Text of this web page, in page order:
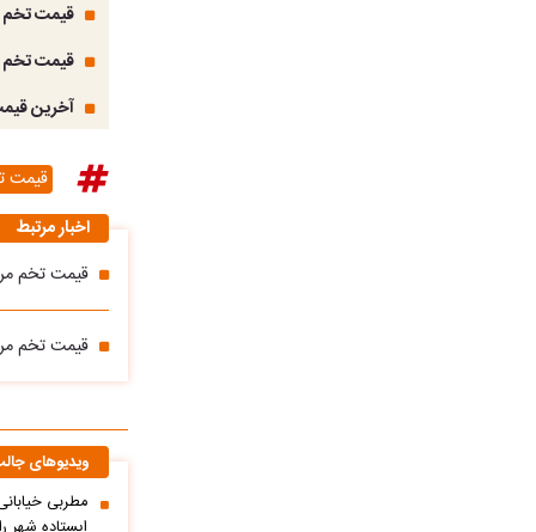
قیمت تخم مرغ
قیمت تخم مرغ
آخرین
قیمت
اخبار مرتبط
قیمت تخم مرغ امروز
قیمت تخم مرغ امروز
ویدیوهای
مطربی